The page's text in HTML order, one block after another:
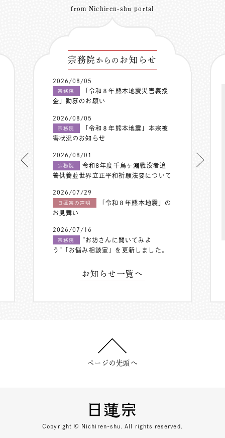
from Nichiren-shu portal
宗務院 からの お知らせ
2026/08/05
宗務院
「令和８年熊本地震災害義援
金」勧募のお願い
2026/08/05
宗務院
「令和８年熊本地震」本宗被
害状況のお知らせ
2026/08/01
宗務院
令和8年度千鳥ヶ淵戦没者追
善供養並世界立正平和祈願法要について
2026/07/29
日蓮宗の声明
「令和８年熊本地震」の
お見舞い
2026/07/16
宗務院
”お坊さんに聞いてみよ
う”「お悩み相談室」を更新しました。
お知らせ一覧へ
ページの先頭へ
Copyright © Nichiren-shu. All rights reserved.